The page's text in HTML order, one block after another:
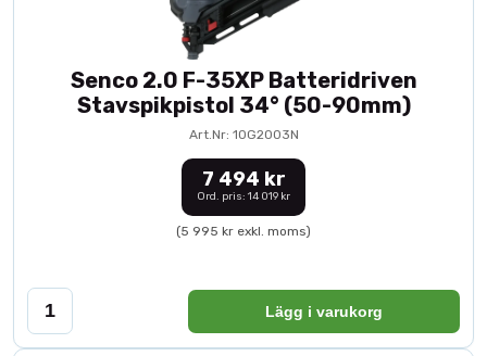
Senco 2.0 F-35XP Batteridriven
Stavspikpistol 34° (50-90mm)
Art.Nr: 10G2003N
7 494 kr
Ord. pris: 14 019 kr
(5 995 kr exkl. moms)
Lägg i varukorg